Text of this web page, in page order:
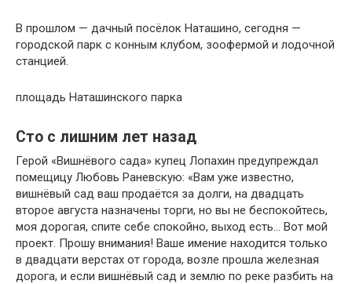
В прошлом — дачный посёлок Наташино, сегодня —
городской парк с конным клубом, зоофермой и лодочной
станцией.
площадь Наташинского парка
Сто с лишним лет назад
Герой «Вишнёвого сада» купец Лопахин предупреждал
помещицу Любовь Раневскую: «Вам уже известно,
вишнёвый сад ваш продаётся за долги, на двадцать
второе августа назначены торги, но вы не беспокойтесь,
моя дорогая, спите себе спокойно, выход есть… Вот мой
проект. Прошу внимания! Ваше имение находится только
в двадцати верстах от города, возле прошла железная
дорога, и если вишнёвый сад и землю по реке разбить на